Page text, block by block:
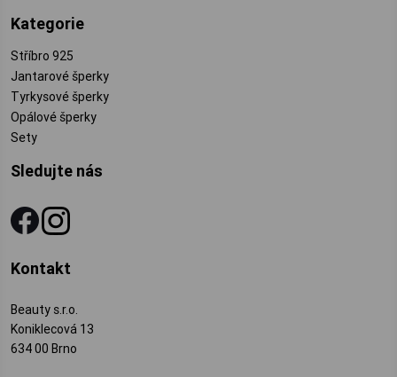
Kategorie
Stříbro 925
Jantarové šperky
Tyrkysové šperky
Opálové šperky
Sety
Sledujte nás
Kontakt
Beauty s.r.o.
Koniklecová 13
634 00 Brno